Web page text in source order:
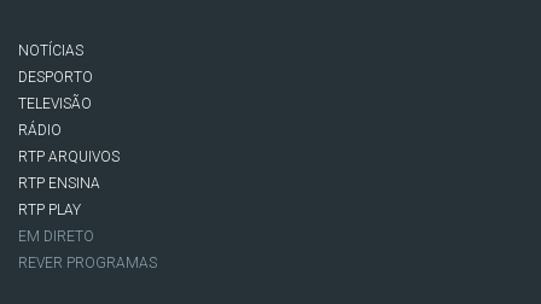
NOTÍCIAS
DESPORTO
TELEVISÃO
RÁDIO
RTP ARQUIVOS
RTP ENSINA
RTP PLAY
EM DIRETO
REVER PROGRAMAS